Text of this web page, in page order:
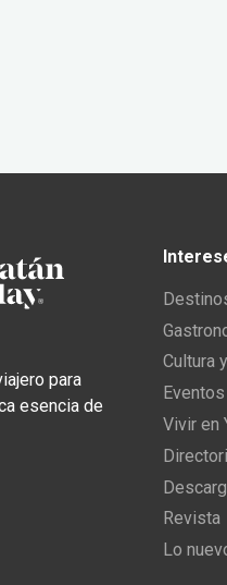
para
esencia de
Cultura
Vivir en
Revista
Lo